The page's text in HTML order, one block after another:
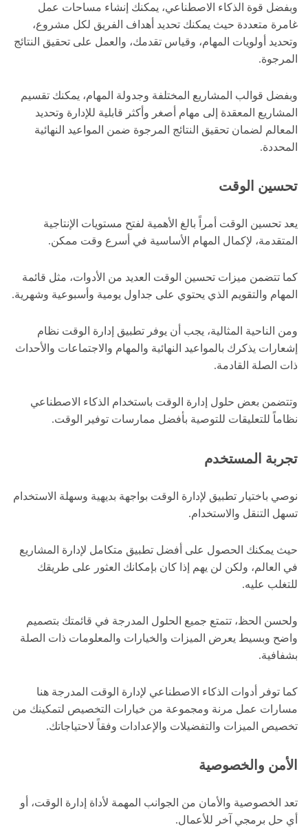
وبفضل قوة الذكاء الاصطناعي، يمكنك إنشاء مساحات عمل
غامرة متعددة حيث يمكنك تحديد أهداف الفريق لكل مشروع،
وتحديد أولويات المهام، وقياس تقدمك، والعمل على تحقيق النتائج
المرجوة.
وبفضل قوالب المشاريع المختلفة وجدولة المهام، يمكنك تقسيم
المشاريع المعقدة إلى مهام أصغر وأكثر قابلية للإدارة وتحديد
المعالم لضمان تحقيق النتائج المرجوة ضمن المواعيد النهائية
المحددة.
تحسين الوقت
يعد تحسين الوقت أمراً بالغ الأهمية لفتح مستويات الإنتاجية
المتقدمة، لإكمال المهام الأساسية في أسرع وقت ممكن.
كما تتضمن ميزات تحسين الوقت العديد من الأدوات، مثل قائمة
المهام والتقويم الذي يحتوي على جداول يومية وأسبوعية وشهرية.
ومن الناحية المثالية، يجب أن يوفر تطبيق إدارة الوقت نظام
إشعارات يذكرك بالمواعيد النهائية والمهام والاجتماعات والأحداث
ذات الصلة القادمة.
وتتضمن بعض حلول إدارة الوقت باستخدام الذكاء الاصطناعي
نظاماً للتعليقات للتوصية بأفضل ممارسات توفير الوقت.
تجربة المستخدم
نوصي باختيار تطبيق لإدارة الوقت بواجهة بديهية وسهلة الاستخدام
تسهل التنقل والاستخدام.
حيث يمكنك الحصول على أفضل تطبيق متكامل لإدارة المشاريع
في العالم، ولكن لن يهم إذا كان بإمكانك العثور على طريقك
للتغلب عليه.
ولحسن الحظ، تتمتع جميع الحلول المدرجة في قائمتك بتصميم
واضح وبسيط يعرض الميزات والخيارات والمعلومات ذات الصلة
بشفافية.
كما توفر أدوات الذكاء الاصطناعي لإدارة الوقت المدرجة هنا
مسارات عمل مرنة ومجموعة من خيارات التخصيص لتمكينك من
تخصيص الميزات والتفضيلات والإعدادات وفقاً لاحتياجاتك.
الأمن والخصوصية
تعد الخصوصية والأمان من الجوانب المهمة لأداة إدارة الوقت، أو
أي حل برمجي آخر للأعمال.